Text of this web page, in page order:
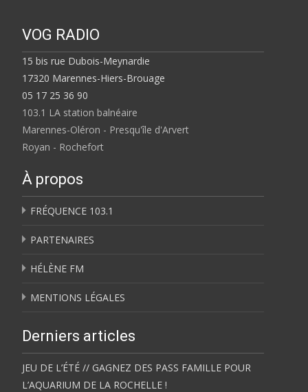
VOG RADIO
15 bis rue Dubois-Meynardie
17320 Marennes-Hiers-Brouage
05 17 25 36 90
103.1 LA station balnéaire
Marennes-Oléron - Presqu'île d'Arvert
Royan - Rochefort
À propos
FRÉQUENCE 103.1
PARTENAIRES
HÉLÈNE FM
MENTIONS LÉGALES
Derniers articles
JEU DE L’ÉTÉ // GAGNEZ DES PASS FAMILLE POUR
L’AQUARIUM DE LA ROCHELLE !